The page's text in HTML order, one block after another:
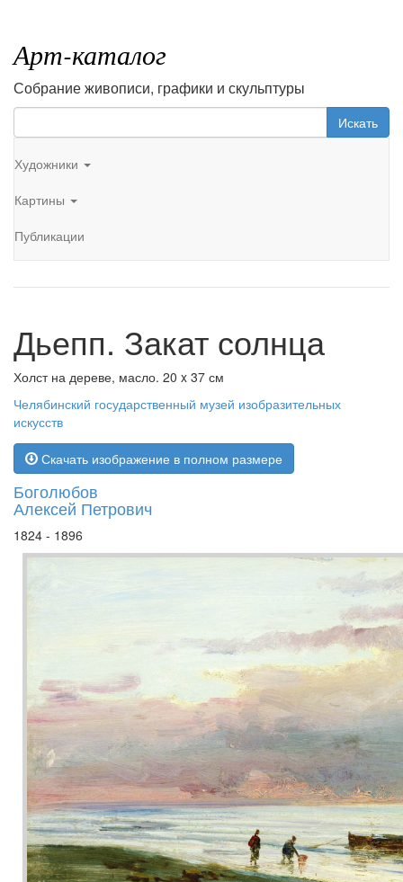
Арт-каталог
Собрание живописи, графики и скульптуры
Искать
Художники
Картины
Публикации
Дьепп. Закат солнца
Холст на дереве, масло. 20 x 37 см
Челябинский государственный музей изобразительных
искусств
Скачать изображение в полном размере
Боголюбов
Алексей Петрович
1824 - 1896